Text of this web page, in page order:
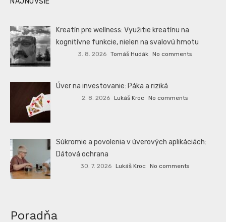
Kreatín pre wellness: Využitie kreatínu na
kognitívne funkcie, nielen na svalovú hmotu
3. 8. 2026 Tomáš Hudák No comments
Úver na investovanie: Páka a riziká
2. 8. 2026 Lukáš Kroc No comments
Súkromie a povolenia v úverových aplikáciách:
Dátová ochrana
30. 7. 2026 Lukáš Kroc No comments
Poradňa